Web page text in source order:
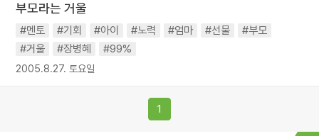
부모라는 거울
#멘토 #기회 #아이 #노력 #엄마 #선물
#부모
#거울
#장병혜 #99%
2005.8.27. 토요일
1